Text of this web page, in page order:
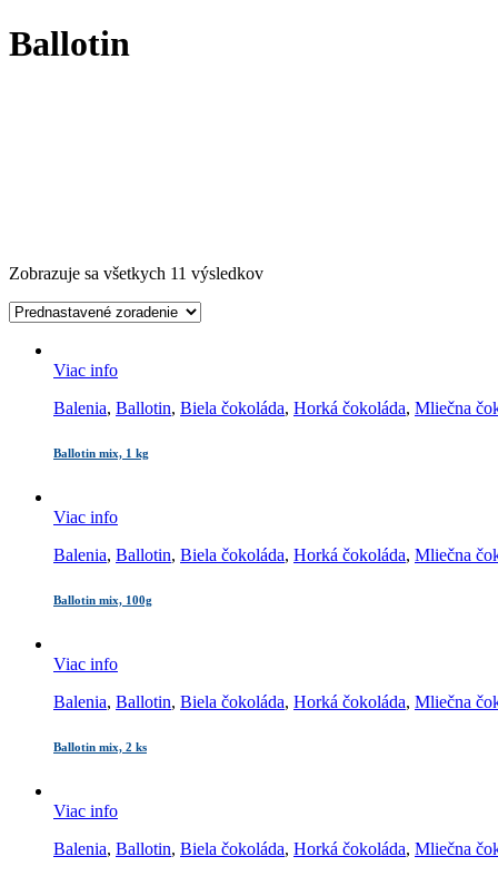
Ballotin
Zobrazuje sa všetkych 11 výsledkov
Viac info
Balenia, Ballotin, Biela čokoláda, Horká čokoláda, Mliečna
Ballotin mix, 1 kg
Viac info
Balenia, Ballotin, Biela čokoláda, Horká čokoláda, Mliečna
Ballotin mix, 100g
Viac info
Balenia, Ballotin, Biela čokoláda, Horká čokoláda, Mliečna
Ballotin mix, 2 ks
Viac info
Balenia, Ballotin, Biela čokoláda, Horká čokoláda, Mliečna